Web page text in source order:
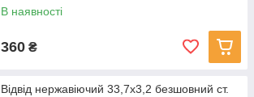
В наявності
360 ₴
Відвід нержавіючий 33,7х3,2 безшовний ст.